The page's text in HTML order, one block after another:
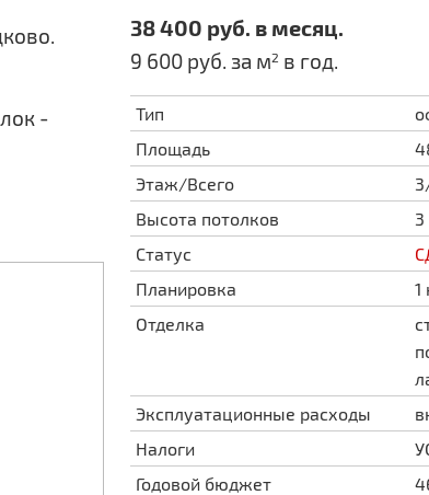
-
38 400 руб. в месяц.
9 600 руб. за м2 в год.
Тип
Площадь
Этаж/Всего
Высота потолков
Статус
Планировка
1
Отделка
Эксплуатационные расходы
Налоги
Годовой бюджет